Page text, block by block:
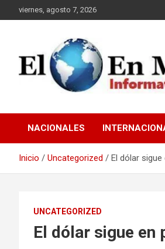
al
viernes, agosto 7, 2026
NACIONALES
Inicio Uncategorized El dólar sigue
UNCATEGORIZED
El dólar sigue en